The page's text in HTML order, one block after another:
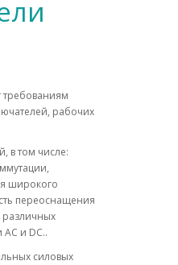
требованиям
рабочих
в том числе:
широкого
переоснащения
различных
и DC..
силовых